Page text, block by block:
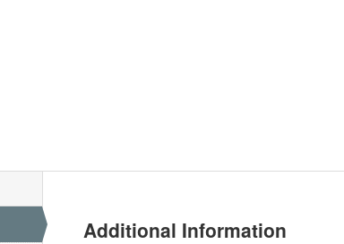
Additional Information